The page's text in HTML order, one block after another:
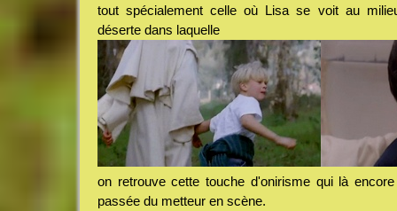
tout spécialement celle où Lisa se voit au
déserte dans laquelle
on retrouve cette touche d'onirisme qui là
passée du metteur en scène.